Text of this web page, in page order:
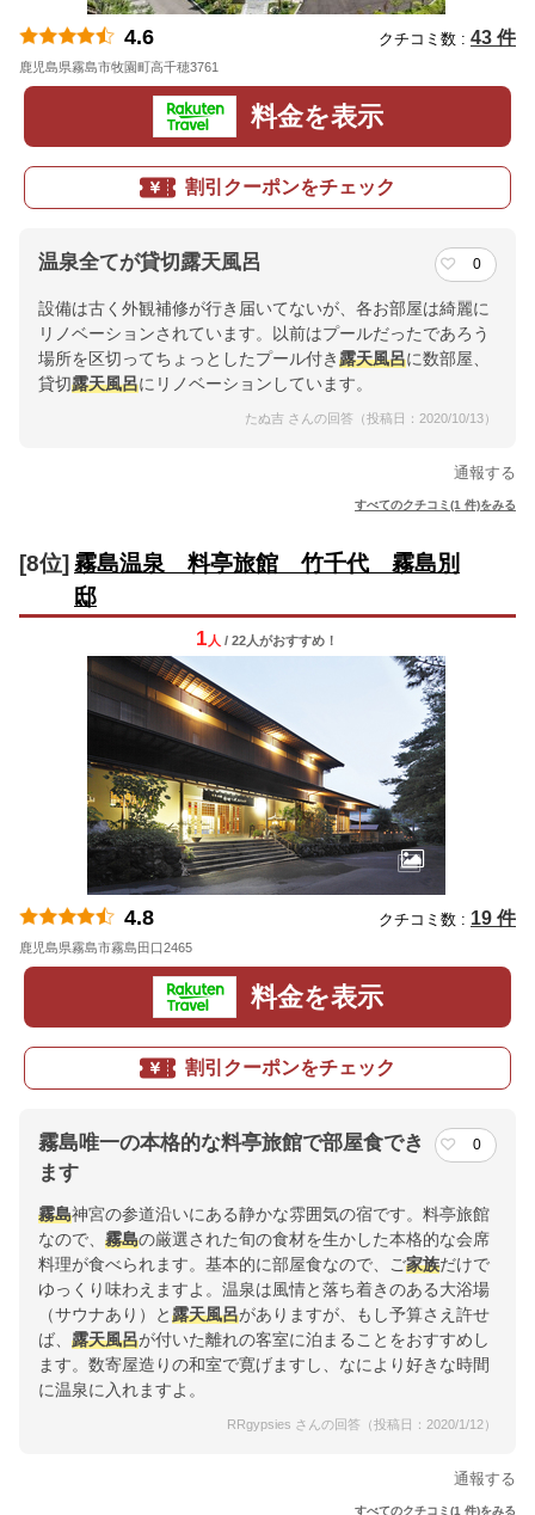
4.6 クチコミ数 : 43 件
鹿児島県霧島市牧園町高千穂3761
料金を表示
割引クーポンをチェック
温泉全てが貸切露天風呂 0
設備は古く外観補修が行き届いてないが、各お部屋は綺麗に
リノベーションされています。以前はプールだったであろう
場所を区切ってちょっとしたプール付き露天風呂に数部屋、
貸切露天風呂にリノベーションしています。
たぬ吉 さんの回答（投稿日：2020/10/13）
通報する
すべてのクチコミ(1 件)をみる
[8位] 霧島温泉 料亭旅館 竹千代 霧島別
邸
1 人 / 22人がおすすめ！
4.8 クチコミ数 : 19 件
鹿児島県霧島市霧島田口2465
料金を表示
割引クーポンをチェック
霧島唯一の本格的な料亭旅館で部屋食でき
ます
0
霧島神宮の参道沿いにある静かな雰囲気の宿です。料亭旅館
なので、 霧島の厳選された旬の食材を生かした本格的な会席
料理が食べられます。基本的に部屋食なので、ご家族だけで
ゆっくり味わえますよ。温泉は風情と落ち着きのある大浴場
（サウナあり）と露天風呂がありますが、もし予算さえ許せ
ば、 露天風呂が付いた離れの客室に泊まることをおすすめし
ます。数寄屋造りの和室で寛げますし、なにより好きな時間
に温泉に入れますよ。
RRgypsies さんの回答（投稿日：2020/1/12）
通報する
すべてのクチコミ(1 件)をみる